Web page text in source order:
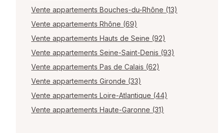
Vente appartements Bouches-du-Rhône (13)
Vente appartements Rhône (69)
Vente appartements Hauts de Seine (92)
Vente appartements Seine-Saint-Denis (93)
Vente appartements Pas de Calais (62)
Vente appartements Gironde (33)
Vente appartements Loire-Atlantique (44)
Vente appartements Haute-Garonne (31)